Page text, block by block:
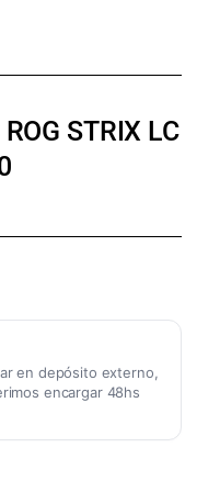
STRIX LC
en depósito externo,
encargar 48hs